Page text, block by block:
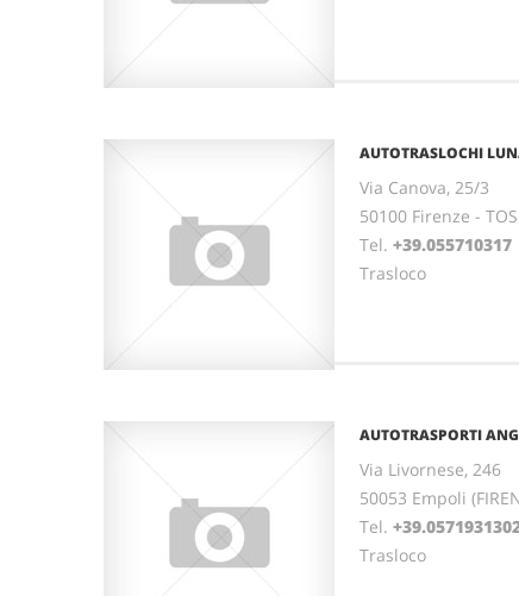
AUTOTRASLOCHI
Via Canova, 25/3
50100 Firenze -
Tel. +39.055710317
Trasloco
AUTOTRASPORTI
Via Livornese, 246
50053 Empoli
Tel.
Trasloco